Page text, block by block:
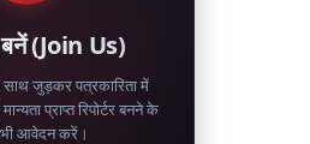
(Join Us)
जुड़कर पत्रकारिता में
प्राप्त रिपोर्टर बनने के
आवेदन करें।